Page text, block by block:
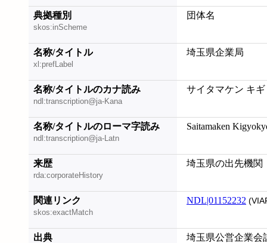
典拠種別
skos:inScheme
団体名
名称/タイトル
xl:prefLabel
埼玉県企業局
名称/タイトルのカナ読み
ndl:transcription@ja-Kana
サイタマケン キ
名称/タイトルのローマ字読み
ndl:transcription@ja-Latn
Saitamaken
来歴
rda:corporateHistory
埼玉県の出先機関
関連リンク
skos:exactMatch
NDL|01152232
出典 埼玉県公営企業会